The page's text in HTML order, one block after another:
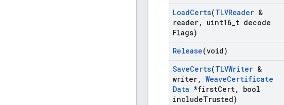
LoadCerts(TLVReader &
reader, uint16 t decode
Flags)
Release(void)
SaveCerts(TLVWriter &
writer, WeaveCertificate
Data *firstCert,
bool
includeTrusted)